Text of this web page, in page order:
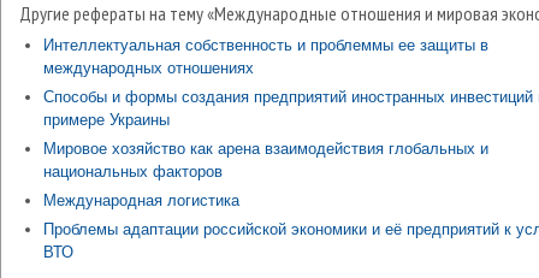
Другие рефераты на тему «Международные отношения и мировая
Интеллектуальная собственность и проблеммы ее защиты в
международных отношениях
Способы и формы создания предприятий иностранных инвестиций
примере Украины
Мировое хозяйство как арена взаимодействия глобальных и
национальных факторов
Международная логистика
Проблемы адаптации российской экономики и её предприятий к
ВТО